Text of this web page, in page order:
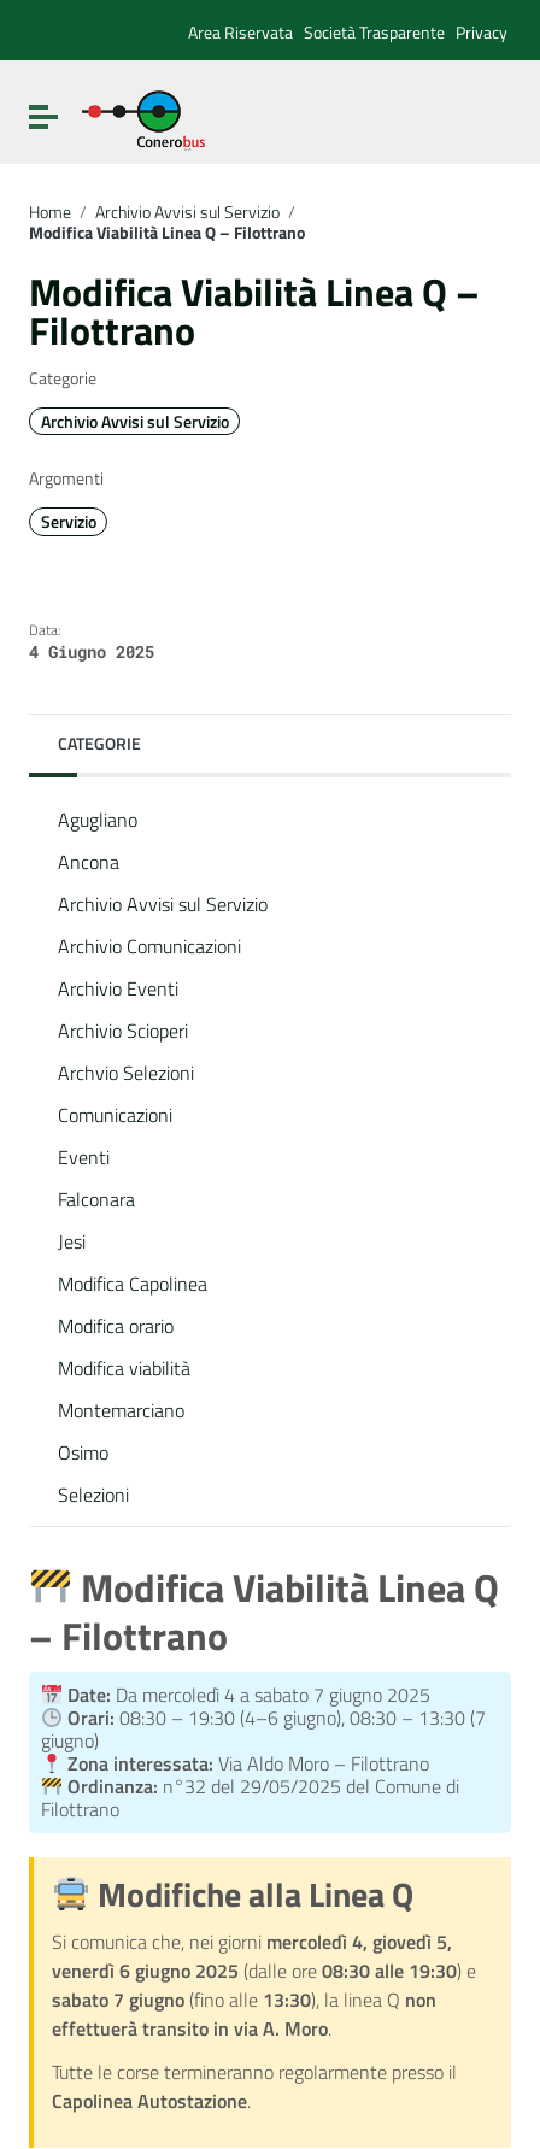
Vai al menu di navigazione
Vai al footer
Area Riservata Società Trasparente Privacy
Attiva / disattiva la navigazione
Home / Archivio Avvisi sul Servizio /
Modifica Viabilità Linea Q – Filottrano
Modifica Viabilità Linea Q –
Filottrano
Categorie
Archivio Avvisi sul Servizio
Argomenti
Servizio
Data:
4 Giugno 2025
CATEGORIE
Agugliano
Ancona
Archivio Avvisi sul Servizio
Archivio Comunicazioni
Archivio Eventi
Archivio Scioperi
Archvio Selezioni
Comunicazioni
Eventi
Falconara
Jesi
Modifica Capolinea
Modifica orario
Modifica viabilità
Montemarciano
Osimo
Selezioni
Modifica Viabilità Linea Q
– Filottrano
Date: Da mercoledì 4 a sabato 7 giugno 2025
Orari: 08:30 – 19:30 (4–6 giugno), 08:30 – 13:30 (7
giugno)
Zona interessata: Via Aldo Moro – Filottrano
Ordinanza: n°32 del 29/05/2025 del Comune di
Filottrano
Modifiche alla Linea Q
Si comunica che, nei giorni mercoledì 4, giovedì 5,
venerdì 6 giugno 2025 (dalle ore08:30 alle 19:30) e
sabato 7 giugno (fino alle 13:30), la linea Q non
effettuerà transito in via A. Moro.
Tutte le corse termineranno regolarmente presso il
Capolinea Autostazione.